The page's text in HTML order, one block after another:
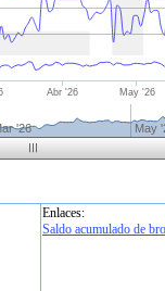
Enlaces:
Saldo acumulado de